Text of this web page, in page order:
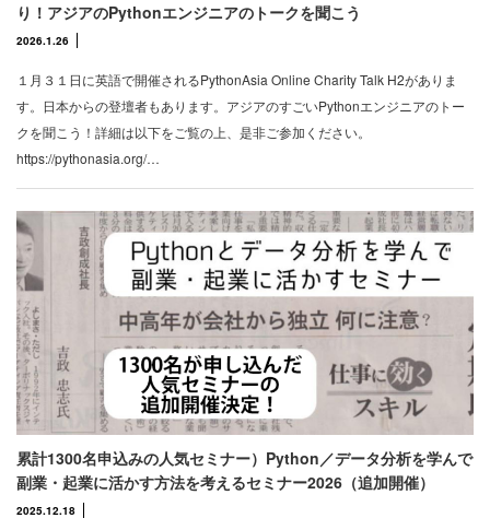
り！アジアのPythonエンジニアのトークを聞こう
2026.1.26
１月３１日に英語で開催されるPythonAsia Online Charity Talk H2がありま
す。日本からの登壇者もあります。アジアのすごいPythonエンジニアのトー
クを聞こう！詳細は以下をご覧の上、是非ご参加ください。
https://pythonasia.org/…
累計1300名申込みの人気セミナー）Python／データ分析を学んで
副業・起業に活かす方法を考えるセミナー2026（追加開催）
2025.12.18